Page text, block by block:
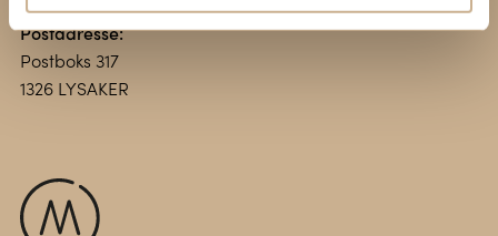
Postadresse:
Postboks 317
1326 LYSAKER